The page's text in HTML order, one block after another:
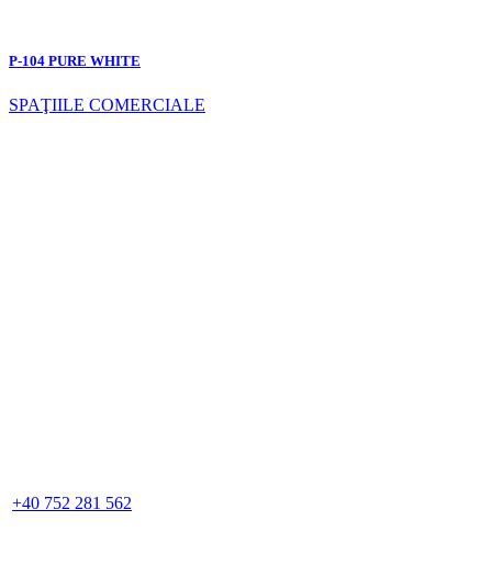
P-104 PURE WHITE
SPAŢIILE COMERCIALE
+40 752 281 562